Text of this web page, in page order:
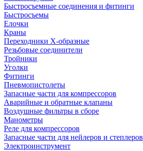
Быстросъемные соединения и фитинги
Быстросъемы
Елочки
Краны
Переходники Х-образные
Резьбовые соединители
Тройники
Уголки
Фитинги
Пневмопистолеты
Запасные части для компрессоров
Аварийные и обратные клапаны
Воздушные фильтры в сборе
Манометры
Реле для компрессоров
Запасные части для нейлеров и степлеров
Электроинструмент